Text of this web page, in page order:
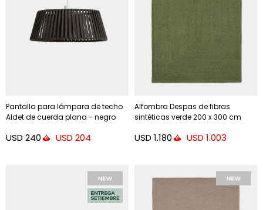
Pantalla para lámpara de techo
Aldet de cuerda plana - negro
USD 240 USD 204
Alfombra Despas de fibras
sintéticas verde 200 x 300 cm
USD 1.180 USD 1.003